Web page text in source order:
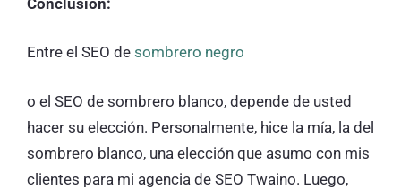
Entre el SEO de sombrero negro
o el SEO de sombrero blanco, depende de usted
hacer su elección. Personalmente, hice la mía, la del
sombrero blanco, una elección que asumo con mis
clientes para mi agencia de SEO Twaino. Luego,